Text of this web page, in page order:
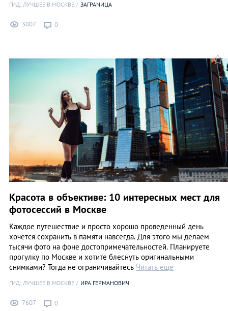
ГИД: ЛУЧШЕЕ В МОСКВЕ ЗАГРАNИЦА
3007 0
Красота в объективе: 10 интересных мест для
фотосессий в Москве
Каждое путешествие и просто хорошо проведенный день
хочется сохранить в памяти навсегда. Для этого мы делаем
тысячи фото на фоне достопримечательностей. Планируете
прогулку по Москве и хотите блеснуть оригинальными
снимками? Тогда не ограничивайтесь Читать еще
ГИД: ЛУЧШЕЕ В МОСКВЕ ИРА ГЕРМАНОВИЧ
7607 0